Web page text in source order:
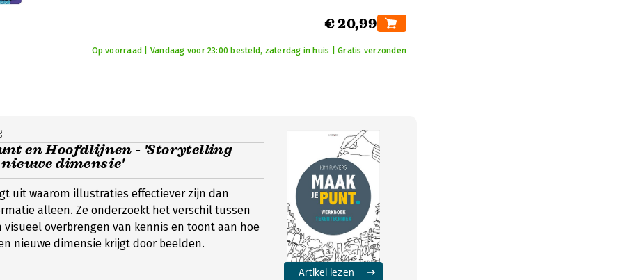
€ 20,99
Op voorraad | Vandaag voor 23:00 besteld, zaterdag in huis | Gratis verzonden
en Hoofdlijnen - 'Storytelling
dimensie'
uit waarom illustraties effectiever zijn dan
alleen. Ze onderzoekt het verschil tussen
visueel overbrengen van kennis en toont aan hoe
nieuwe dimensie krijgt door beelden.
Artikel lezen